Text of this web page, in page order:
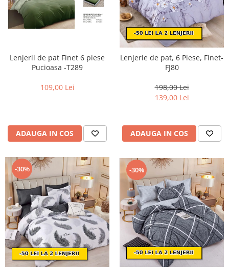
Lenjerii de pat Finet 6 piese
Pucioasa -T289
109,00 Lei
ADAUGA IN COS
Lenjerie de pat, 6 Piese, Finet-
FJ80
198,00 Lei
139,00 Lei
ADAUGA IN COS
-30% -30%